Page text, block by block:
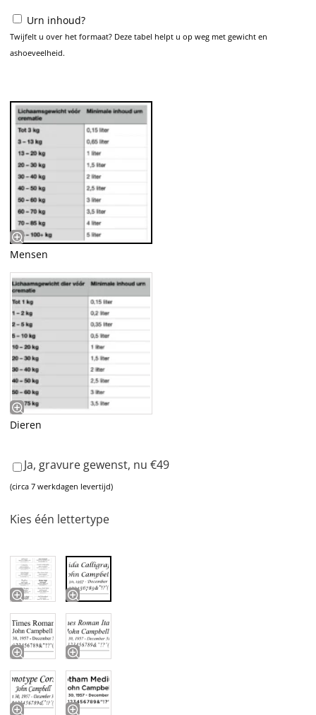
Urn inhoud?
Twijfelt u over het formaat? Deze tabel helpt u op weg met gewicht en
ashoeveelheid.
Mensen
Dieren
Ja, gravure gewenst, nu €49
(circa 7 werkdagen levertijd)
Kies één lettertype